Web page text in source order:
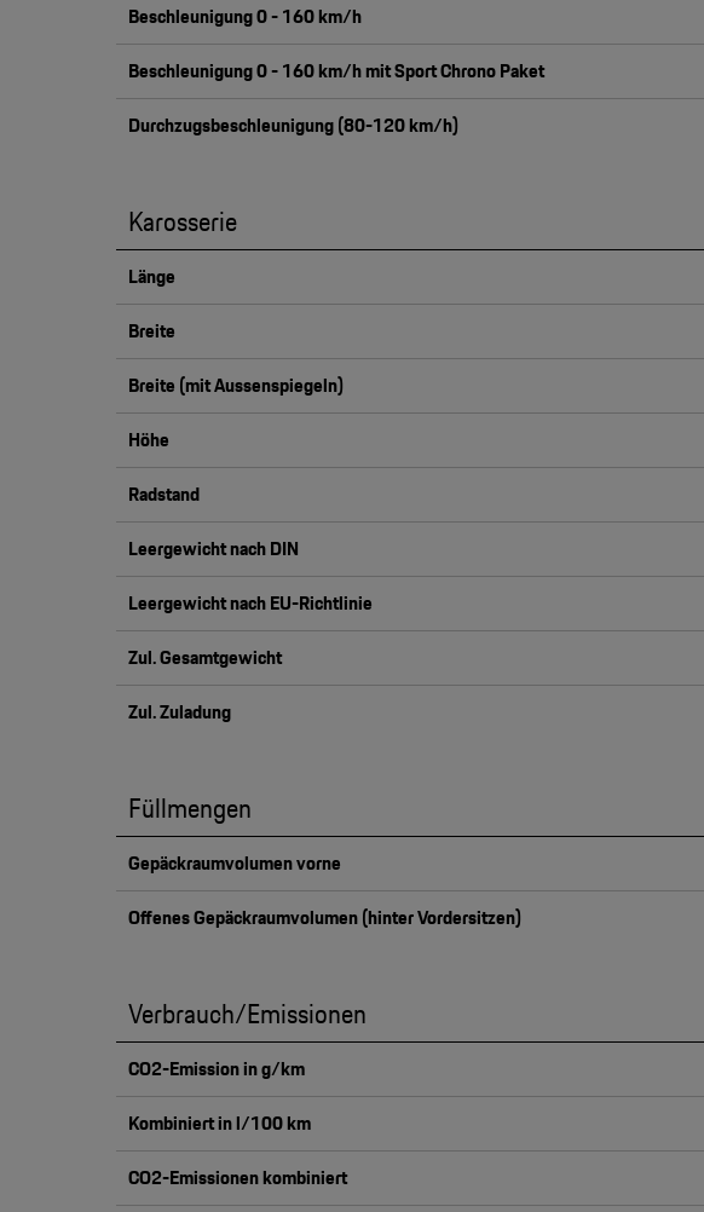
Beschleunigung 0 - 160 km/h
Beschleunigung 0 - 160 km/h mit Sport Chrono Paket
Durchzugsbeschleunigung (80-120 km/h)
Karosserie
Länge
Breite
Breite (mit Aussenspiegeln)
Höhe
Radstand
Leergewicht nach DIN
Leergewicht nach EU-Richtlinie
Zul. Gesamtgewicht
Zul. Zuladung
Füllmengen
Gepäckraumvolumen vorne
Offenes Gepäckraumvolumen (hinter Vordersitzen)
Verbrauch/Emissionen
CO2-Emission in g/km
Kombiniert in l/100 km
CO2-Emissionen kombiniert